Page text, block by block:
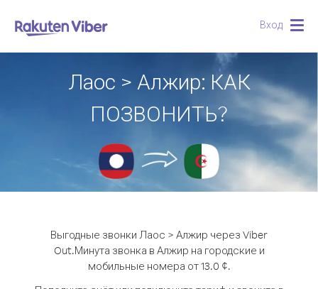
Вход
Лаос > Алжир: КАК
ПОЗВОНИТЬ?
Выгодные звонки Лаос > Алжир через Viber
Out.Минута звонка в Алжир на городские и
мобильные номера от 13.0 ¢.